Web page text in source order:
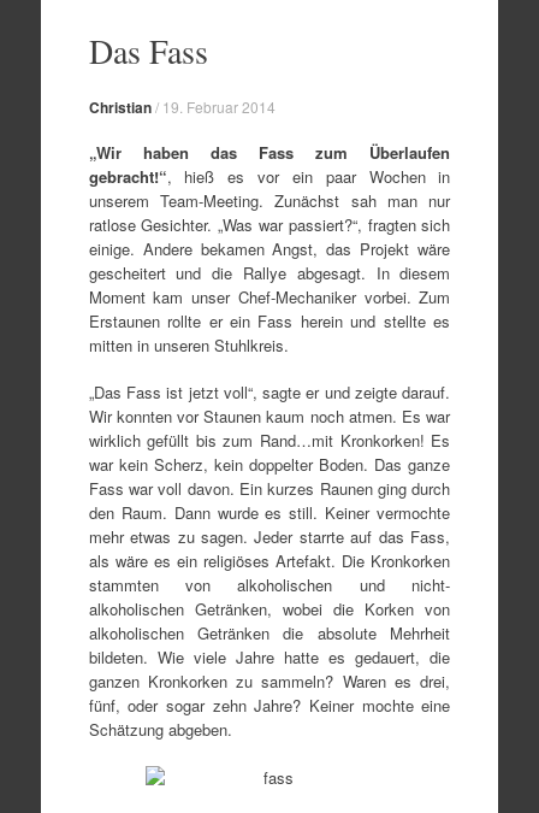
springenDas Fass
Christian/ 19. Februar 2014
„Wir haben das Fass zum Überlaufen
gebracht!“, hieß es vor ein paar Wochen in
unserem Team-Meeting. Zunächst sah man nur
ratlose Gesichter. „Was war passiert?“, fragten sich
einige. Andere bekamen Angst, das Projekt wäre
gescheitert und die Rallye abgesagt. In diesem
Moment kam unser Chef-Mechaniker vorbei. Zum
Erstaunen rollte er ein Fass herein und stellte es
mitten in unseren Stuhlkreis.
„Das Fass ist jetzt voll“, sagte er und zeigte darauf.
Wir konnten vor Staunen kaum noch atmen. Es war
wirklich gefüllt bis zum Rand…mit Kronkorken! Es
war kein Scherz, kein doppelter Boden. Das ganze
Fass war voll davon. Ein kurzes Raunen ging durch
den Raum. Dann wurde es still. Keiner vermochte
mehr etwas zu sagen. Jeder starrte auf das Fass,
als wäre es ein religiöses Artefakt. Die Kronkorken
stammten von alkoholischen und nicht-
alkoholischen Getränken, wobei die Korken von
alkoholischen Getränken die absolute Mehrheit
bildeten. Wie viele Jahre hatte es gedauert, die
ganzen Kronkorken zu sammeln? Waren es drei,
fünf, oder sogar zehn Jahre? Keiner mochte eine
Schätzung abgeben.